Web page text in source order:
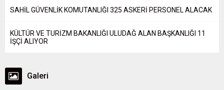
SAHİL GÜVENLİK KOMUTANLIĞI 325 ASKERİ PERSONEL ALACAK
KÜLTÜR VE TURİZM BAKANLIĞI ULUDAĞ ALAN BAŞKANLIĞI 11
İŞÇİ ALIYOR
Galeri